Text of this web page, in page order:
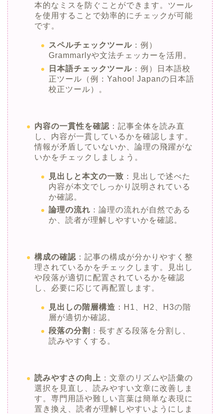
本的なミスを防ぐことができます。ツール
を使用することで効率的にチェックが可能
です。
スペルチェックツール ：例）
Grammarlyや文法チェッカーを活用。
日本語チェックツール ：例）日本語校
正ツール（例：Yahoo! Japanの日本語
校正ツール）。
内容の一貫性を確認 ：記事全体を読み直
し、内容が一貫しているかを確認します。
情報が矛盾していないか、論理の飛躍がな
いかをチェックしましょう。
見出しと本文の一致 ：見出しで述べた
内容が本文でしっかり説明されている
か確認。
論理の流れ ：論理の流れが自然である
か、読者が理解しやすいかを確認。
構成の確認 ：記事の構成が分かりやすく整
理されているかをチェックします。見出し
や段落が適切に配置されているかを確認
し、必要に応じて再配置します。
見出しの階層構造 ：H1、H2、H3の階
層が適切か確認。
段落の分割 ：長すぎる段落を分割し、
読みやすくする。
読みやすさの向上 ：文章のリズムや語彙の
選択を見直し、読みやすい文章に改善しま
す。専門用語や難しい言葉は簡単な表現に
置き換え、読者が理解しやすいようにしま